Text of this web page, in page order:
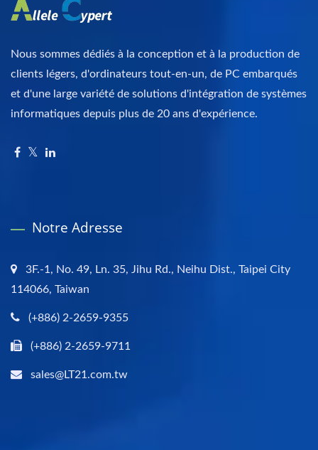
Nous sommes dédiés à la conception et à la production de
clients légers, d'ordinateurs tout-en-un, de PC embarqués
et d'une large variété de solutions d'intégration de systèmes
informatiques depuis plus de 20 ans d'expérience.
Notre Adresse
3F.-1, No. 49, Ln. 35, Jihu Rd., Neihu Dist., Taipei City
114066, Taiwan
(+886) 2-2659-9355
(+886) 2-2659-9711
sales@LT21.com.tw